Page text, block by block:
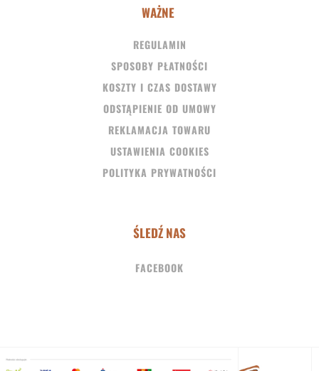
WAŻNE
REGULAMIN
SPOSOBY PŁATNOŚCI
KOSZTY I CZAS DOSTAWY
ODSTĄPIENIE OD UMOWY
REKLAMACJA TOWARU
USTAWIENIA COOKIES
POLITYKA PRYWATNOŚCI
ŚLEDŹ NAS
FACEBOOK